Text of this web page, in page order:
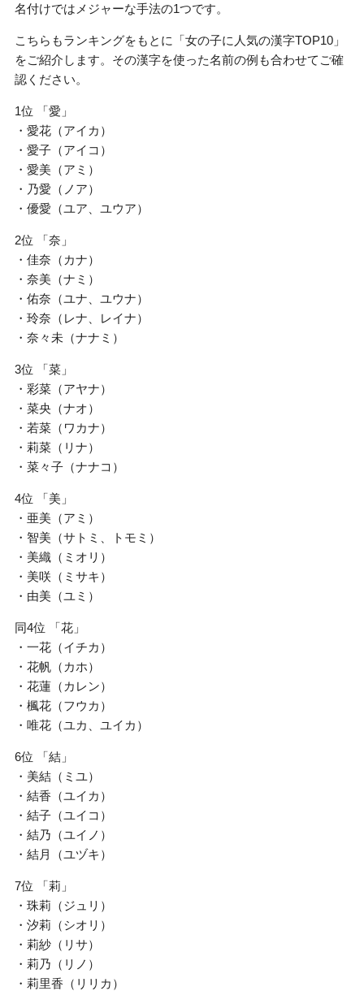
名付けではメジャーな手法の1つです。
こちらもランキングをもとに「女の子に人気の漢字TOP10」
をご紹介します。その漢字を使った名前の例も合わせてご確
認ください。
1位 「愛」
・愛花（アイカ）
・愛子（アイコ）
・愛美（アミ）
・乃愛（ノア）
・優愛（ユア、ユウア）
2位 「奈」
・佳奈（カナ）
・奈美（ナミ）
・佑奈（ユナ、ユウナ）
・玲奈（レナ、レイナ）
・奈々未（ナナミ）
3位 「菜」
・彩菜（アヤナ）
・菜央（ナオ）
・若菜（ワカナ）
・莉菜（リナ）
・菜々子（ナナコ）
4位 「美」
・亜美（アミ）
・智美（サトミ、トモミ）
・美織（ミオリ）
・美咲（ミサキ）
・由美（ユミ）
同4位 「花」
・一花（イチカ）
・花帆（カホ）
・花蓮（カレン）
・楓花（フウカ）
・唯花（ユカ、ユイカ）
6位 「結」
・美結（ミユ）
・結香（ユイカ）
・結子（ユイコ）
・結乃（ユイノ）
・結月（ユヅキ）
7位 「莉」
・珠莉（ジュリ）
・汐莉（シオリ）
・莉紗（リサ）
・莉乃（リノ）
・莉里香（リリカ）